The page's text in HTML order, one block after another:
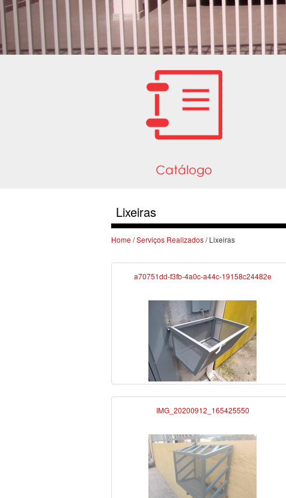
Lixeiras
Home/Serviços Realizados/ Lixeiras
a70751dd-f3fb-4a0c-a44c-19158c24482e
IMG_20200912_165425550